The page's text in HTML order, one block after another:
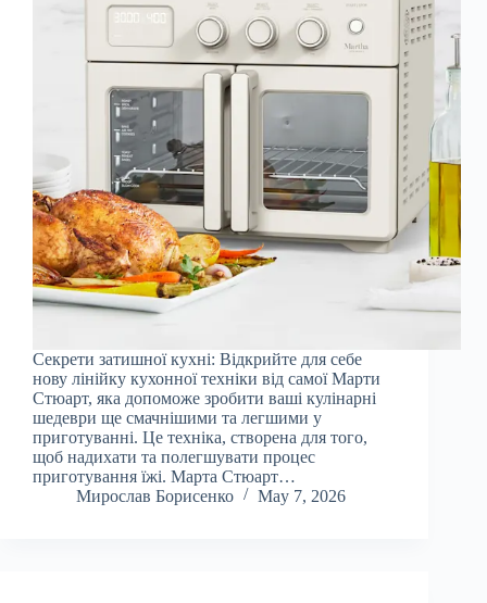
Секрети затишної кухні: Відкрийте для себе
нову лінійку кухонної техніки від самої Марти
Стюарт, яка допоможе зробити ваші кулінарні
шедеври ще смачнішими та легшими у
приготуванні. Це техніка, створена для того,
щоб надихати та полегшувати процес
приготування їжі. Марта Стюарт…
Мирослав Борисенко
May 7, 2026